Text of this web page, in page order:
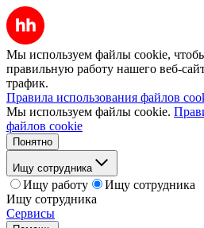
Мы используем файлы cookie,
правильную работу нашего веб-
трафик.
Правила использования файлов
Мы используем файлы cookie.
файлов cookie
Понятно
Ищу сотрудника
Ищу работу
Ищу сотрудника
Ищу сотрудника
Сервисы